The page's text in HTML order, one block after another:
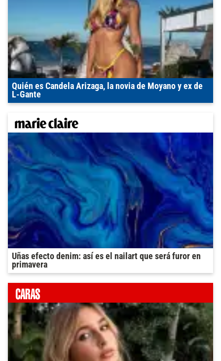
Quién es Candela Arizaga, la novia de Moyano y ex de
L-Gante
Uñas efecto denim: así es el nailart que será furor en
primavera